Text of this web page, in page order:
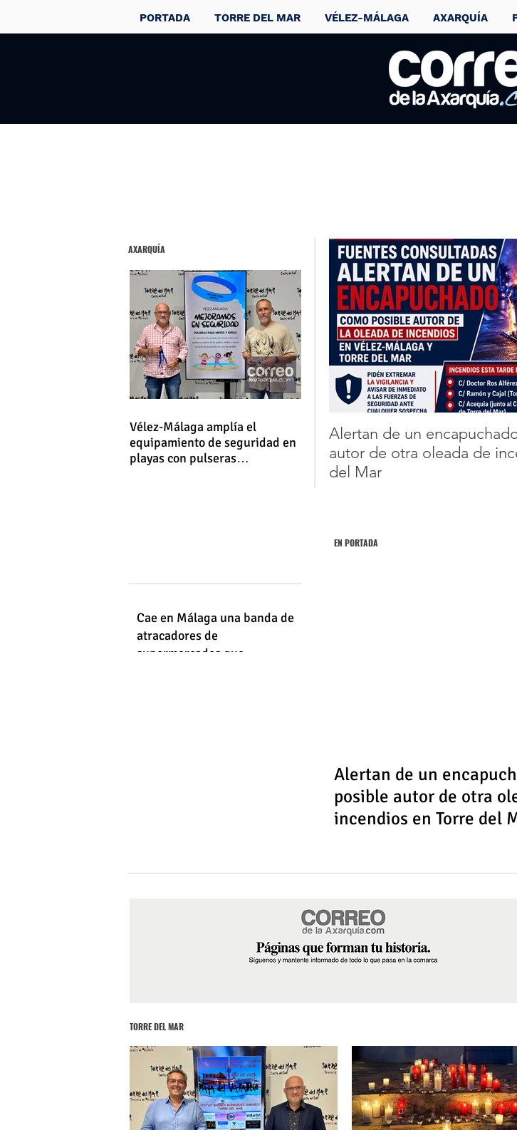
PORTADA TORRE DEL MAR VÉLEZ-MÁLAGA AXARQUÍA
1 2
AXARQUÍA
Vélez-Málaga amplía el
equipamiento de seguridad en
playas con pulseras
Encabezado 2
Alertan de un
autor de otra oleada de
del Mar
Cae en Málaga una banda de
atracadores de
supermercados que
EN PORTADA
Alertan de un
posible autor de otra
incendios en Torre del
TORRE DEL MAR